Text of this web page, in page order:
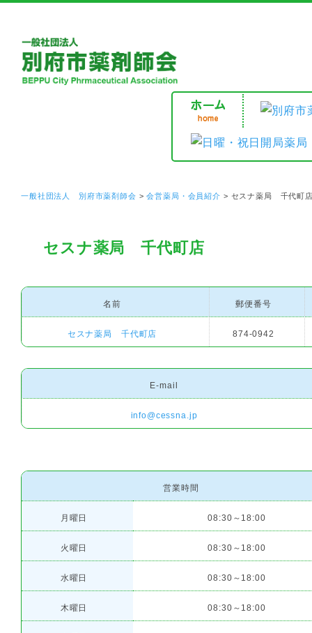
一般社団法人 別府市薬剤師会 >会営薬局・会員紹介 > セスナ薬局 千代町
セスナ薬局 千代町店
名前 郵便番号
セスナ薬局 千代町店 874-0942
E-mail
info@cessna.jp
営業時間
月曜日 08:30～18:00
火曜日 08:30～18:00
水曜日 08:30～18:00
木曜日 08:30～18:00